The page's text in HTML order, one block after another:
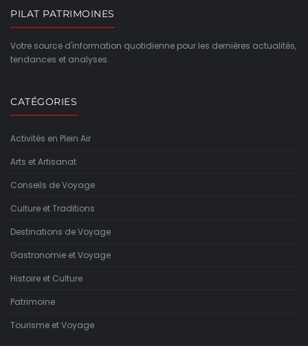
PILAT PATRIMOINES
Votre source d'information quotidienne pour les dernières actualités,
tendances et analyses.
CATÉGORIES
Activités en Plein Air
Arts et Artisanat
Conseils de Voyage
Culture et Traditions
Destinations de Voyage
Gastronomie et Voyage
Histoire et Culture
Patrimoine
Tourisme et Voyage